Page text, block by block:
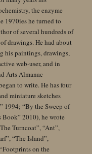
the enzyme
1970ies he turned to
of several hundreds of
drawings. He had about
his paintings, drawings,
web-user, and in
Arts Almanac
to write. He has four
miniature sketches
1994; “By the Sweep of
2010), he wrote
Turncoat”, “Ant”,
“The Island”,
on the